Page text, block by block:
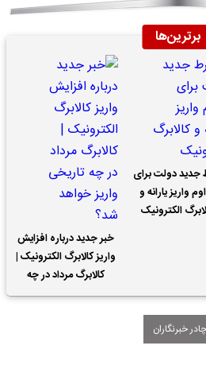
برترین‌ها
دولت برای
واریز یارانه و
الکترونیک
خبر جدید درباره افزایش
واریز کالابرگ الکترونیک |
کالابرگ مرداد در چه
تاریخی واریز خواهد شد؟
خبرنگاران